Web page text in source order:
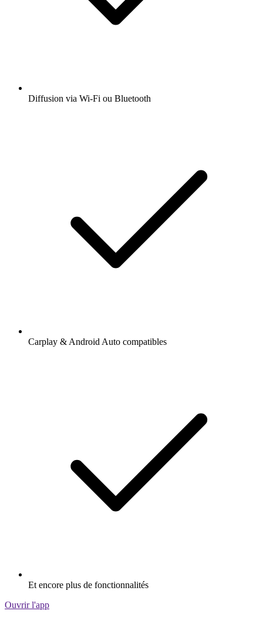
Diffusion via Wi-Fi ou Bluetooth
Carplay & Android Auto compatibles
Et encore plus de fonctionnalités
Ouvrir l'app